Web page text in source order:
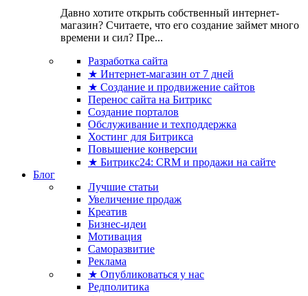
Давно хотите открыть собственный интернет-
магазин? Считаете, что его создание займет много
времени и сил? Пре...
Разработка сайта
★ Интернет-магазин от 7 дней
★ Создание и продвижение сайтов
Перенос сайта на Битрикс
Создание порталов
Обслуживание и техподдержка
Хостинг для Битрикса
Повышение конверсии
★ Битрикс24: CRM и продажи на сайте
Блог
Лучшие статьи
Увеличение продаж
Креатив
Бизнес-идеи
Мотивация
Саморазвитие
Реклама
★ Опубликоваться у нас
Редполитика